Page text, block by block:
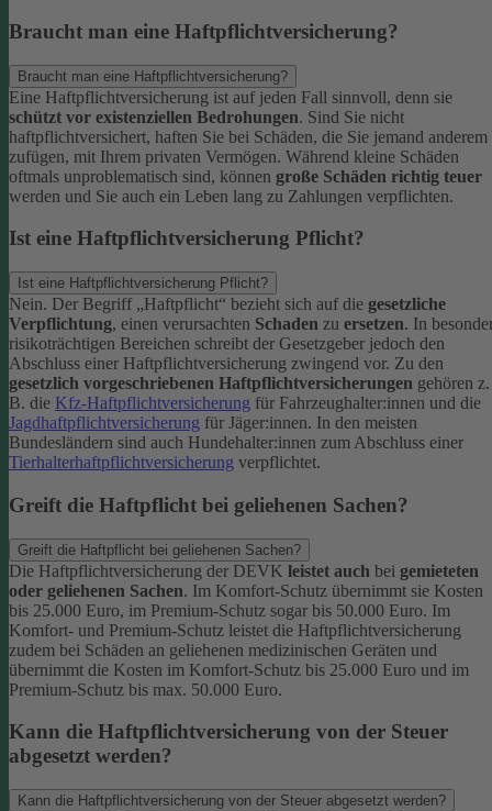
Braucht man eine Haftpflichtversicherung?
Braucht man eine Haftpflichtversicherung?
Eine Haftpflichtversicherung ist auf jeden Fall sinnvoll, denn sie
schützt vor existenziellen Bedrohungen. Sind Sie nicht
haftpflichtversichert, haften Sie bei Schäden, die Sie jemand anderem
zufügen, mit Ihrem privaten Vermögen. Während kleine Schäden
oftmals unproblematisch sind, können große Schäden richtig teuer
werden und Sie auch ein Leben lang zu Zahlungen verpflichten.
Ist eine Haftpflichtversicherung Pflicht?
Ist eine Haftpflichtversicherung Pflicht?
Nein. Der Begriff „Haftpflicht“ bezieht sich auf die gesetzliche
Verpflichtung, einen verursachten Schaden zu ersetzen. In
risikoträchtigen Bereichen schreibt der Gesetzgeber jedoch den
Abschluss einer Haftpflichtversicherung zwingend vor. Zu den
gesetzlich vorgeschriebenen Haftpflichtversicherungen gehören z.
B. die Kfz-Haftpflichtversicherung für Fahrzeughalter:innen und die
Jagdhaftpflichtversicherung für Jäger:innen. In den meisten
Bundesländern sind auch Hundehalter:innen zum Abschluss einer
Tierhalterhaftpflichtversicherung verpflichtet.
Greift die Haftpflicht bei geliehenen Sachen?
Greift die Haftpflicht bei geliehenen Sachen?
Die Haftpflichtversicherung der DEVK leistet auch bei gemieteten
oder geliehenen Sachen. Im Komfort-Schutz übernimmt sie Kosten
bis 25.000 Euro, im Premium-Schutz sogar bis 50.000 Euro. Im
Komfort- und Premium-Schutz leistet die Haftpflichtversicherung
zudem bei Schäden an geliehenen medizinischen Geräten und
übernimmt die Kosten im Komfort-Schutz bis 25.000 Euro und im
Premium-Schutz bis max. 50.000 Euro.
Kann die Haftpflichtversicherung von der Steuer
abgesetzt werden?
Kann die Haftpflichtversicherung von der Steuer abgesetzt werden?